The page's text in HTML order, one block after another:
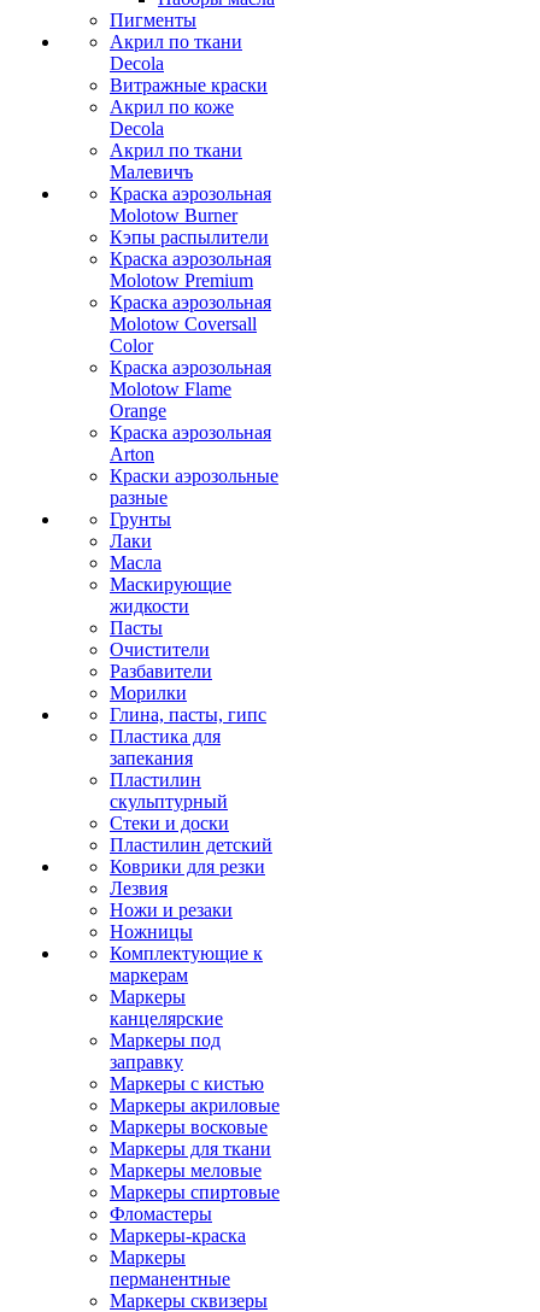
Пигменты
Акрил по ткани
Decola
Витражные краски
Акрил по коже
Decola
Акрил по ткани
Малевичъ
Краска аэрозольная
Molotow Burner
Кэпы распылители
Краска аэрозольная
Molotow Premium
Краска аэрозольная
Molotow Coversall
Color
Краска аэрозольная
Molotow Flame
Orange
Краска аэрозольная
Arton
Краски аэрозольные
разные
Грунты
Лаки
Масла
Маскирующие
жидкости
Пасты
Очистители
Разбавители
Морилки
Глина, пасты, гипс
Пластика для
запекания
Пластилин
скульптурный
Стеки и доски
Пластилин детский
Коврики для резки
Лезвия
Ножи и резаки
Ножницы
Комплектующие к
маркерам
Маркеры
канцелярские
Маркеры под
заправку
Маркеры с кистью
Маркеры акриловые
Маркеры восковые
Маркеры для ткани
Маркеры меловые
Маркеры спиртовые
Фломастеры
Маркеры-краска
Маркеры
перманентные
Маркеры сквизеры